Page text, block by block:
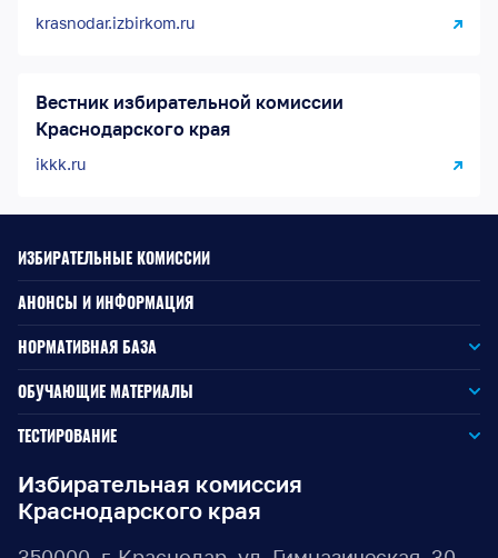
krasnodar.izbirkom.ru
Вестник избирательной комиссии
Краснодарского края
ikkk.ru
Избирательная комиссия
Краснодарского края
ИЗБИРАТЕЛЬНЫЕ КОМИССИИ
АНОНСЫ И ИНФОРМАЦИЯ
НОРМАТИВНАЯ БАЗА
Законодательство РФ
Законодательство КК
Документы ЦИК России
Документы ИККК
ОБУЧАЮЩИЕ МАТЕРИАЛЫ
Для окружной избирательной комиссии
Для территориальной избирательной комиссии
Для участковой избирательной комиссии
ТЕСТИРОВАНИЕ
Для членов участковых избирательных комиссий